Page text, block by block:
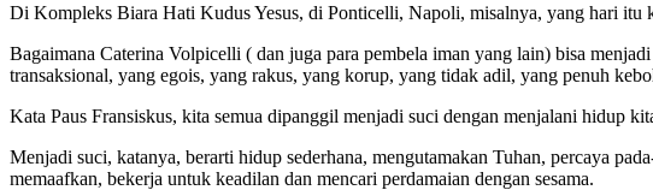
Di Kompleks Biara Hati Kudus Yesus, di Ponticelli, Napoli, misalnya, yang hari
Bagaimana Caterina Volpicelli ( dan juga para pembela iman yang lain) bisa
transaksional, yang egois, yang rakus, yang korup, yang tidak adil, yang penuh
Kata Paus Fransiskus, kita semua dipanggil menjadi suci dengan menjalani hidup
Menjadi suci, katanya, berarti hidup sederhana, mengutamakan Tuhan, percaya
memaafkan, bekerja untuk keadilan dan mencari perdamaian dengan sesama.